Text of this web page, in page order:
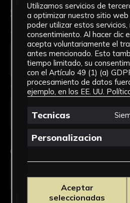
Solicitud de Servicio
Tipo de solicitud *
Tipo de uso *
Obra en la que está
operarias
Utilizamos servicios de
a optimizar nuestro sitio web
poder utilizar estos
consentimiento. Al hacer clic
acepta voluntariamente el
antes mencionado. Esto
tiempo limitado, su
con el Artículo 49 (1) (a)
procesamiento de datos
ejemplo, en los EE. UU.
Tecnicas
Personalizacion
Aceptar
seleccionadas